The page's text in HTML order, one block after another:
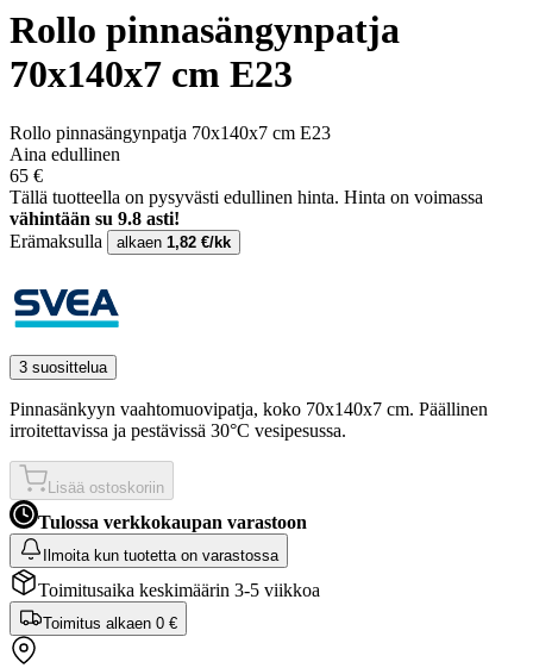
Rollo pinnasängynpatja
70x140x7 cm E23
Rollo pinnasängynpatja 70x140x7 cm E23
Aina edullinen
65 €
Tällä tuotteella on pysyvästi edullinen hinta. Hinta on voimassa
vähintään su 9.8 asti!
Erämaksulla
alkaen 1,82 €/kk
3 suosittelua
Pinnasänkyyn vaahtomuovipatja, koko 70x140x7 cm. Päällinen
irroitettavissa ja pestävissä 30°C vesipesussa.
Lisää ostoskoriin
Tulossa verkkokaupan varastoon
Ilmoita kun tuotetta on varastossa
Toimitusaika keskimäärin 3-5 viikkoa
Toimitus alkaen 0 €